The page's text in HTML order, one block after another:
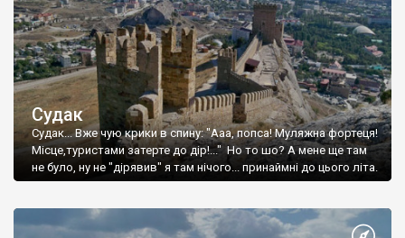
Судак
Судак... Вже чую крики в спину: "Ааа, попса! Муляжна фортеця!
Місце,туристами затерте до дір!..." Но то шо? А мене ще там
не було, ну не "дірявив" я там нічого... принаймні до цього літа.